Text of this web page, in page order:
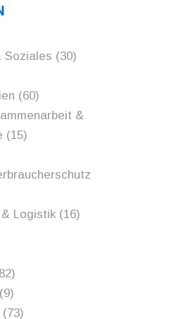
Soziales (30)
(60)
&
(15)
Logistik(16)
(9)
(73)